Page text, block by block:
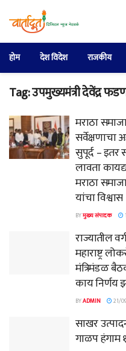
होम देश विदेश राजकीय
Tag:उपमुख्यमंत्री देवेंद्र
मराठा
सर्वेक्षणाचा
सुपूर्द – इतर
लावता
मराठा
यांचा विश्वास
BYमुख्य संपादक
राज्यातील
महाराष्ट्र
मंत्रिमंडळ
काय निर्णय
BYADMIN 21/
साखर
गाळप हंगाम